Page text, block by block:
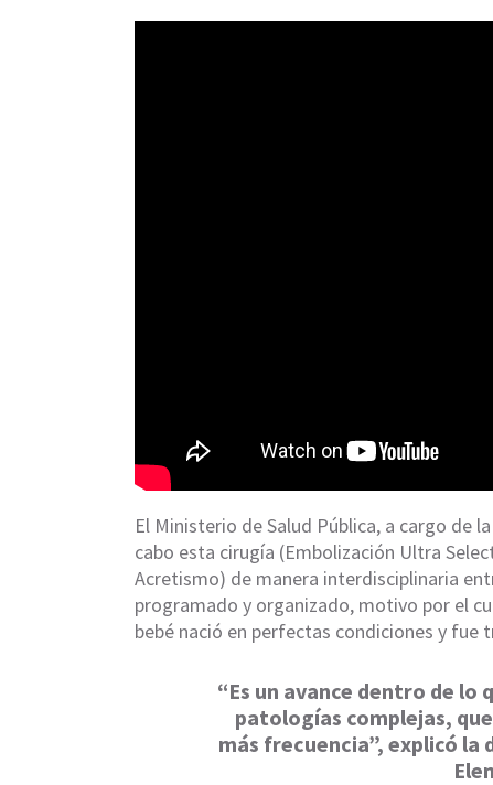
El Ministerio de Salud Pública, a cargo de
cabo esta cirugía (Embolización Ultra
Acretismo) de manera interdisciplinaria
programado y organizado, motivo por el
bebé nació en perfectas condiciones y
“Es un avance dentro de lo
patologías complejas,
más frecuencia”, explicó